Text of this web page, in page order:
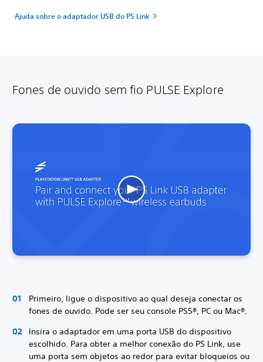
Ajuda sobre o adaptador USB do PS Link
Fones de ouvido sem fio PULSE Explore
Primeiro, ligue o dispositivo ao qual deseja conectar os
fones de ouvido. Pode ser seu console PS5®, PC ou Mac®.
Insira o adaptador em uma porta USB do dispositivo
escolhido. Para obter a melhor conexão do PS Link, use
uma porta sem objetos ao redor para evitar bloqueios ou